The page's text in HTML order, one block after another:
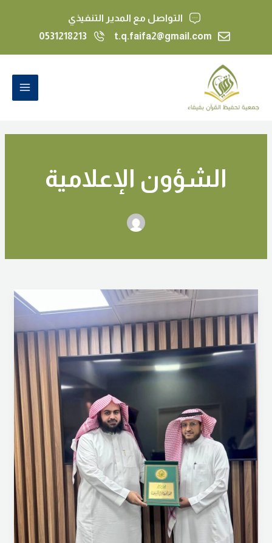
التواصل مع المدير التنفيذي
t.q.faifa2@gmail.com
0531218213
الشؤون الإعلامية
انطلاقًا
من
رسالتها
في
بناء
الداعمة
pagination